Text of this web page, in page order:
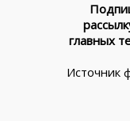
главных
Источник